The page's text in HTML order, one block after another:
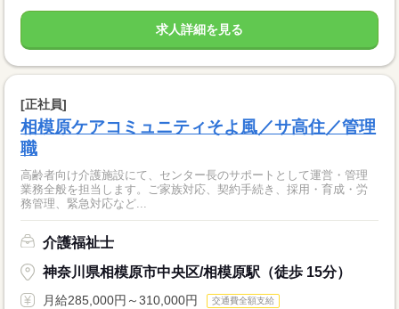
求人詳細を見る
[正社員]
相模原ケアコミュニティそよ風／サ高住／管理
職
高齢者向け介護施設にて、センター長のサポートとして運営・管理
業務全般を担当します。ご家族対応、契約手続き、採用・育成・労
務管理、緊急対応など...
介護福祉士
神奈川県相模原市中央区/相模原駅（徒歩 15分）
月給285,000円～310,000円 交通費全額支給